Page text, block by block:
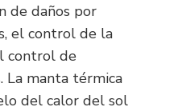
de daños por
el control de la
control de
La manta térmica
del calor del sol